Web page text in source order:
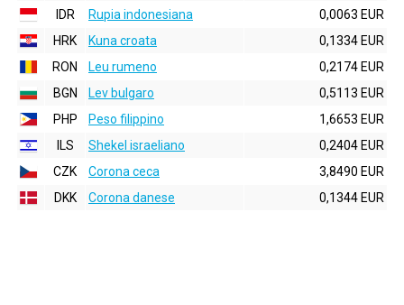
IDR
Rupia indonesiana
0,0063 EUR
HRK
Kuna croata
0,1334 EUR
RON
Leu rumeno
0,2174 EUR
BGN
Lev bulgaro
0,5113 EUR
PHP
Peso filippino
1,6653 EUR
ILS
Shekel israeliano
0,2404 EUR
CZK
Corona ceca
3,8490 EUR
DKK
Corona danese 0,1344 EUR